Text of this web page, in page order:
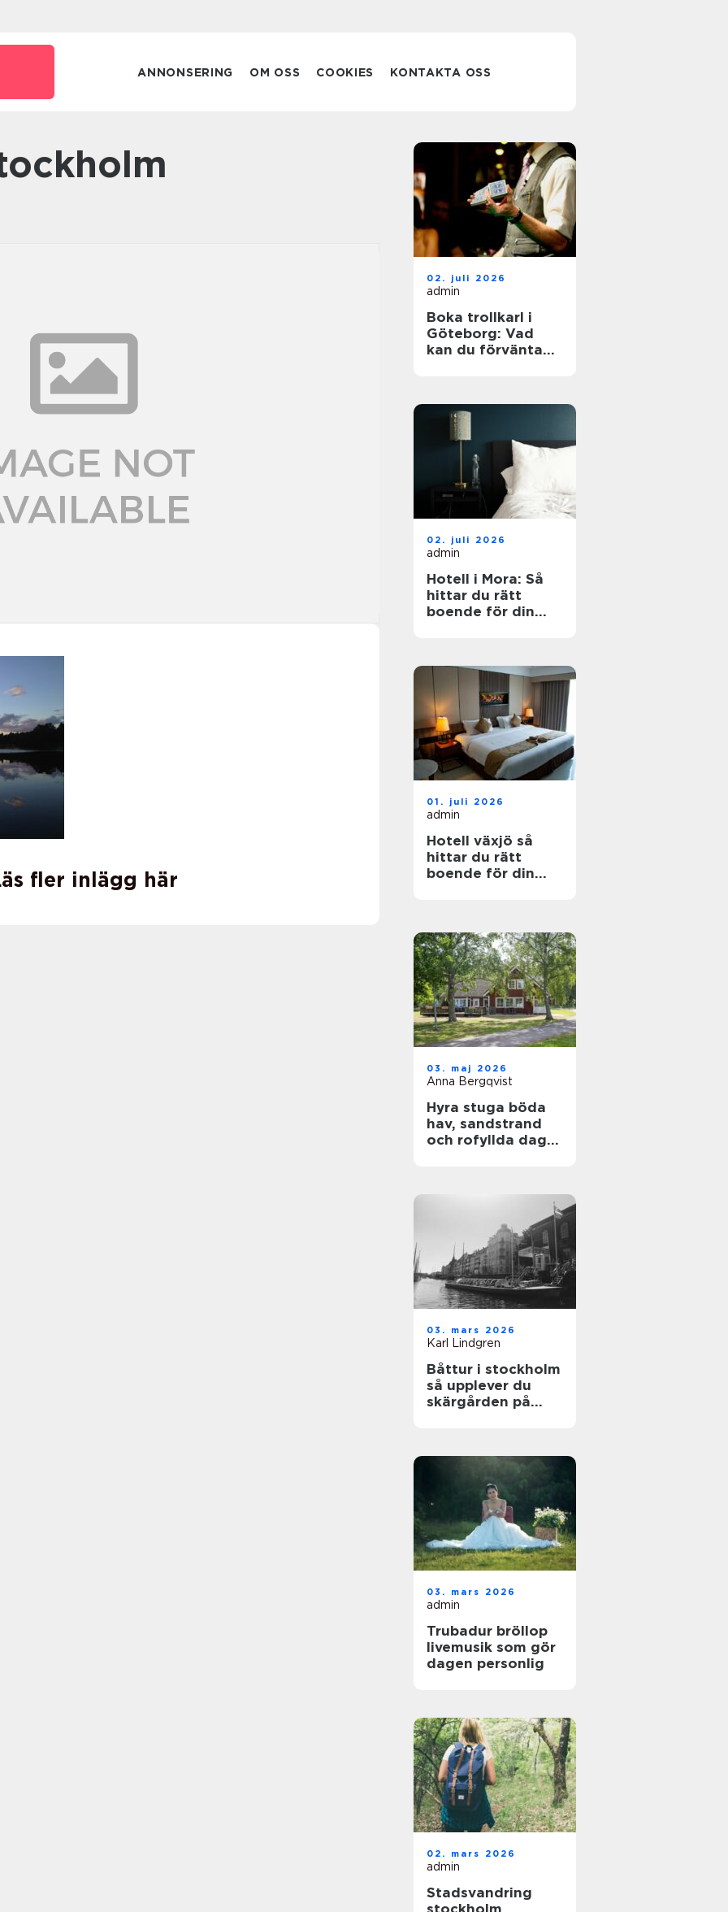
ANNONSERING OM OSS COOKIES KONTAKTA OSS
fler inlägg här
02. juli 2026
admin
Boka trollkarl i
Göteborg: Vad
kan du förvänta
02. juli 2026
admin
Hotell i Mora: Så
hittar du rätt
boende för din
01. juli 2026
admin
Hotell växjö så
hittar du rätt
boende för din
03. maj 2026
Anna Bergqvist
Hyra stuga böda
hav, sandstrand
och rofyllda dagar
03. mars 2026
Karl Lindgren
Båttur i stockholm
så upplever du
skärgården på
03. mars 2026
admin
Trubadur bröllop
livemusik som gör
dagen personlig
02. mars 2026
admin
Stadsvandring
stockholm